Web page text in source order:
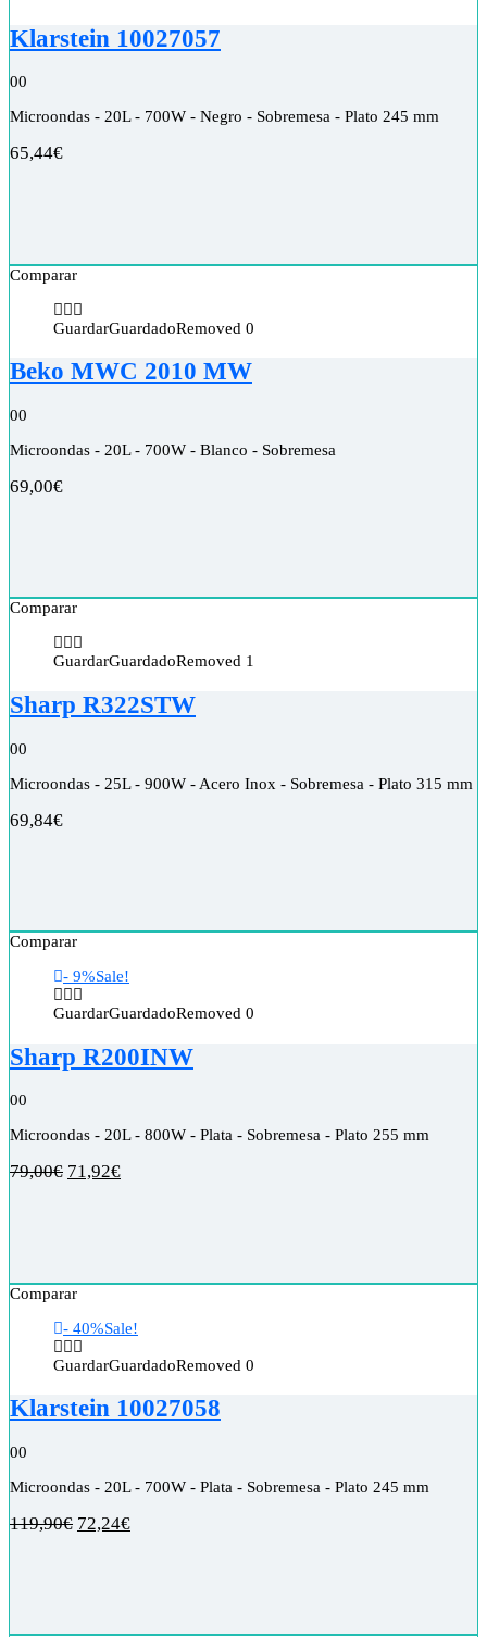
Klarstein 10027057
00
Microondas - 20L - 700W - Negro - Sobremesa - Plato 245 mm
65,44€
Comparar
GuardarGuardadoRemoved 0
Beko MWC 2010 MW
00
Microondas - 20L - 700W - Blanco - Sobremesa
69,00€
Comparar
GuardarGuardadoRemoved 1
Sharp R322STW
00
Microondas - 25L - 900W - Acero Inox - Sobremesa - Plato 315 mm
69,84€
Comparar
- 9%Sale!
GuardarGuardadoRemoved 0
Sharp R200INW
00
Microondas - 20L - 800W - Plata - Sobremesa - Plato 255 mm
79,00€ 71,92€
Comparar
- 40%Sale!
GuardarGuardadoRemoved 0
Klarstein 10027058
00
Microondas - 20L - 700W - Plata - Sobremesa - Plato 245 mm
119,90€ 72,24€